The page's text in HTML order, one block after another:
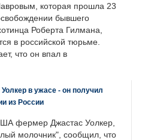
которая прошла 23
бывшего
Роберта Гилмана,
в российской тюрьме.
что он впал в
в ужасе - он получил
из России
фермер Джастас Уолкер,
молочник", сообщил, что